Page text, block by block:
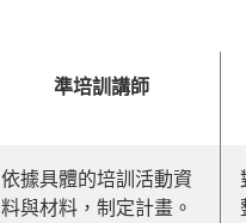
準培訓講師
依據具體的培訓活動資
料與材料，制定計畫。